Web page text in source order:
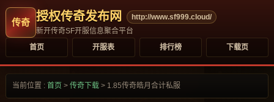
授权传奇发布网
http://www.sf999.cloud/
新开传奇SF开服信息聚合平台
首页
开服表 排行榜 下载页
当前位置 : 首页 > 传奇下载 > 1.85传奇皓月合计私服